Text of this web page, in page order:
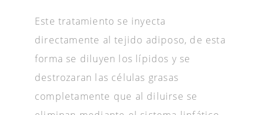
Este tratamiento se inyecta
directamente al tejido adiposo, de esta
forma se diluyen los lípidos y se
destrozaran las células grasas
completamente que al diluirse se